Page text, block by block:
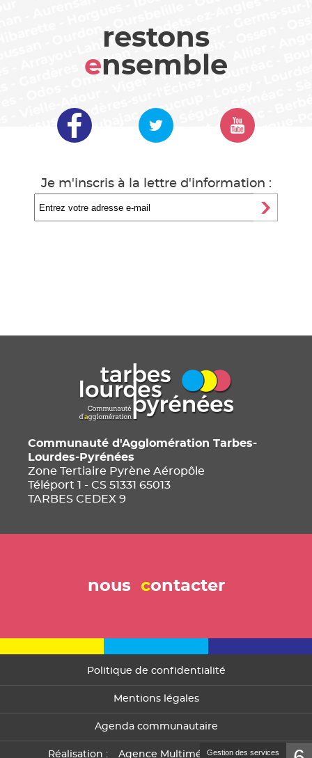
restons
ensemble
Je m'inscris à la lettre d'information :
Communauté d'Agglomération Tarbes-
Lourdes-Pyrénées
Zone Tertiaire Pyrène Aéropôle
Téléport 1 - CS 51331 65013
TARBES CEDEX 9
nous contacter
Politique de confidentialité
Mentions légales
Agenda communautaire
Réalisation : Agence Multimédia Otidea
Gestion des services